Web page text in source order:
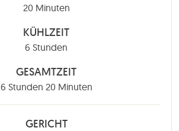
20Minuten
Minuten
KÜHLZEIT
6 Stunden
Stunden
GESAMTZEIT
6Stunden
Stunden 20Minuten
Minuten
GERICHT